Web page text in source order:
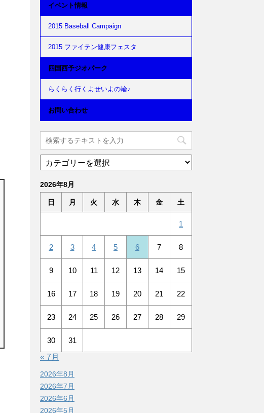
イベント情報
2015 Baseball Campaign
2015 ファイテン健康フェスタ
四国西予ジオパーク
らくらく行くよせいよの輪♪
お問い合わせ
2026年8月
日 月 火 水 木 金 土
1
2 3 4 5 6 7 8
9 10 11 12 13 14 15
16 17 18 19 20 21 22
23 24 25 26 27 28 29
30
31
« 7月
2026年8月
2026年7月
2026年6月
2026年5月